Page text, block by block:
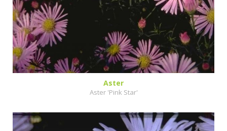
Aster
Aster 'Pink Star'